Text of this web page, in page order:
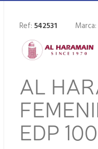
Ref:542531
AL
EDP